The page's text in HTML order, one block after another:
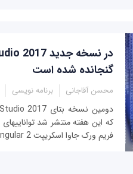
گنجانده شده است
محسن آقاجانی برنامه نویسی
فریم ورک جاوا اسکریپت Angular 2 پشتیبانی می‎کند.